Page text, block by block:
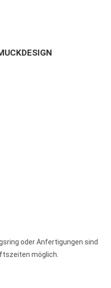
oder Anfertigungen sind
möglich.